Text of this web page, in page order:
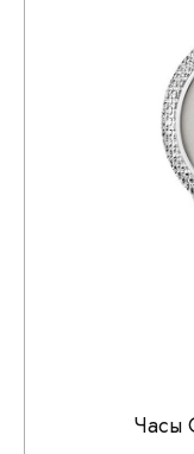
Часы